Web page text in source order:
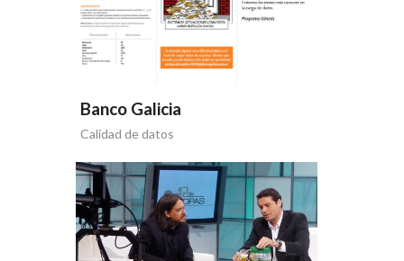
Banco Galicia
Calidad de datos